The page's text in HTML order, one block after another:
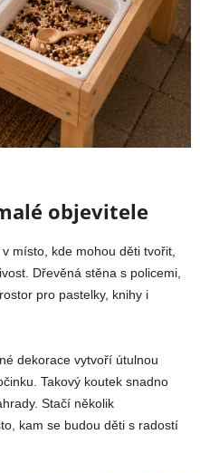
objevitele
místo, kde mohou děti tvořit,
Dřevěná stěna s policemi,
pro pastelky, knihy i
dekorace vytvoří útulnou
Takový koutek snadno
Stačí několik
kam se budou děti s radostí